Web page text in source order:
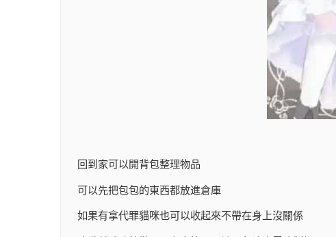
回到家可以開背包整理物品
可以先把包包的東西都放進倉庫
如果有拿代罪貓咪也可以收起來不帶在身上沒關係